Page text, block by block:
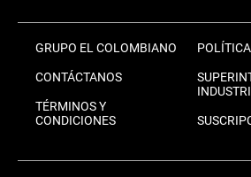
GRUPO EL COLOMBIANO
CONTÁCTANOS
TÉRMINOS Y
CONDICIONES